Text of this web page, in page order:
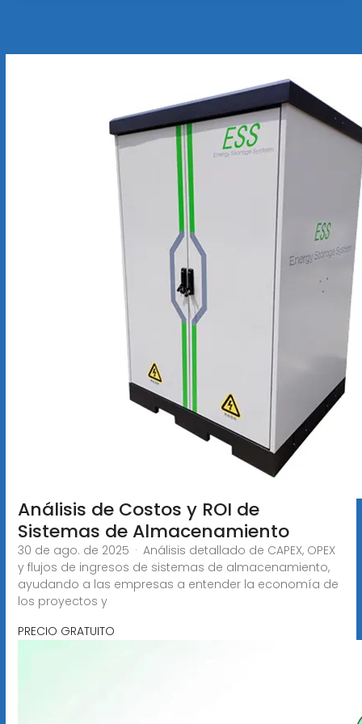
Análisis de Costos y ROI de
Sistemas de Almacenamiento
30 de ago. de 2025 · Análisis detallado de CAPEX, OPEX
y flujos de ingresos de sistemas de almacenamiento,
ayudando a las empresas a entender la economía de
los proyectos y
PRECIO GRATUITO